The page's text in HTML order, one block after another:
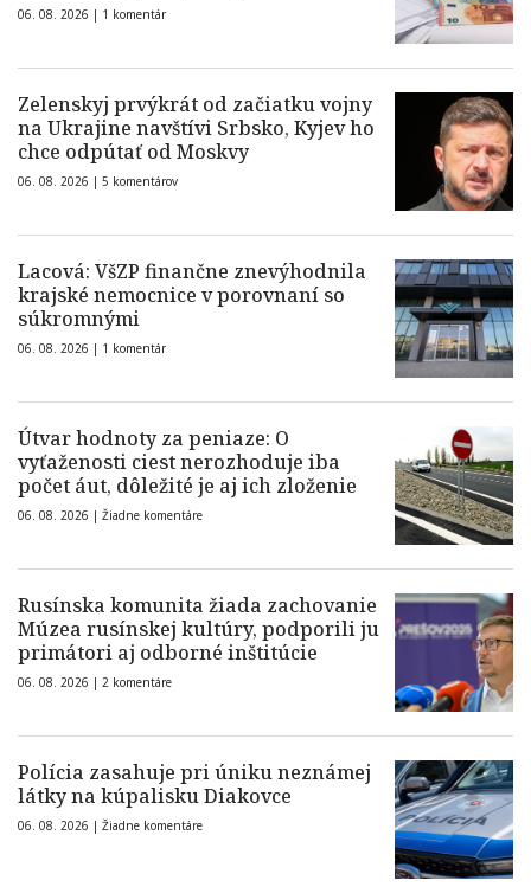
06. 08. 2026 | 1 komentár
Zelenskyj prvýkrát od začiatku vojny
na Ukrajine navštívi Srbsko, Kyjev ho
chce odpútať od Moskvy
06. 08. 2026 | 5 komentárov
Lacová: VšZP finančne znevýhodnila
krajské nemocnice v porovnaní so
súkromnými
06. 08. 2026 | 1 komentár
Útvar hodnoty za peniaze: O
vyťaženosti ciest nerozhoduje iba
počet áut, dôležité je aj ich zloženie
06. 08. 2026 | Žiadne komentáre
Rusínska komunita žiada zachovanie
Múzea rusínskej kultúry, podporili ju
primátori aj odborné inštitúcie
06. 08. 2026 | 2 komentáre
Polícia zasahuje pri úniku neznámej
látky na kúpalisku Diakovce
06. 08. 2026 | Žiadne komentáre